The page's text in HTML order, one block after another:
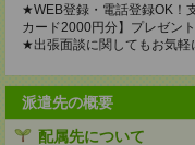
★WEB登録・電話登録OK！
カード2000円分】プレゼント
★出張面談に関してもお気軽
派遣先の概要
配属先について